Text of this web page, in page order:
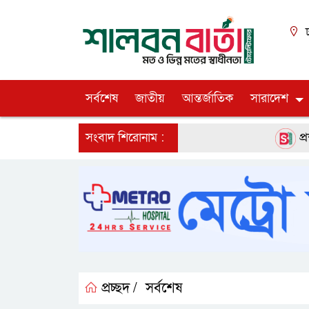
সর্বশেষ জাতীয় আন্তর্জাতিক সারাদেশ
সংবাদ শিরোনাম : প্রশাসন,
প্রচ্ছদ / সর্বশেষ